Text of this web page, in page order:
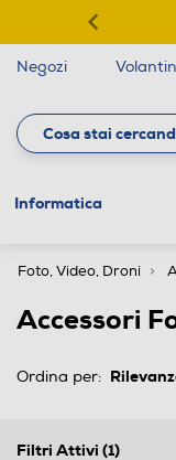
Negozi
Informatica
Foto, Video, Droni
Accessori
Ordina per:
Filtri Attivi (1)